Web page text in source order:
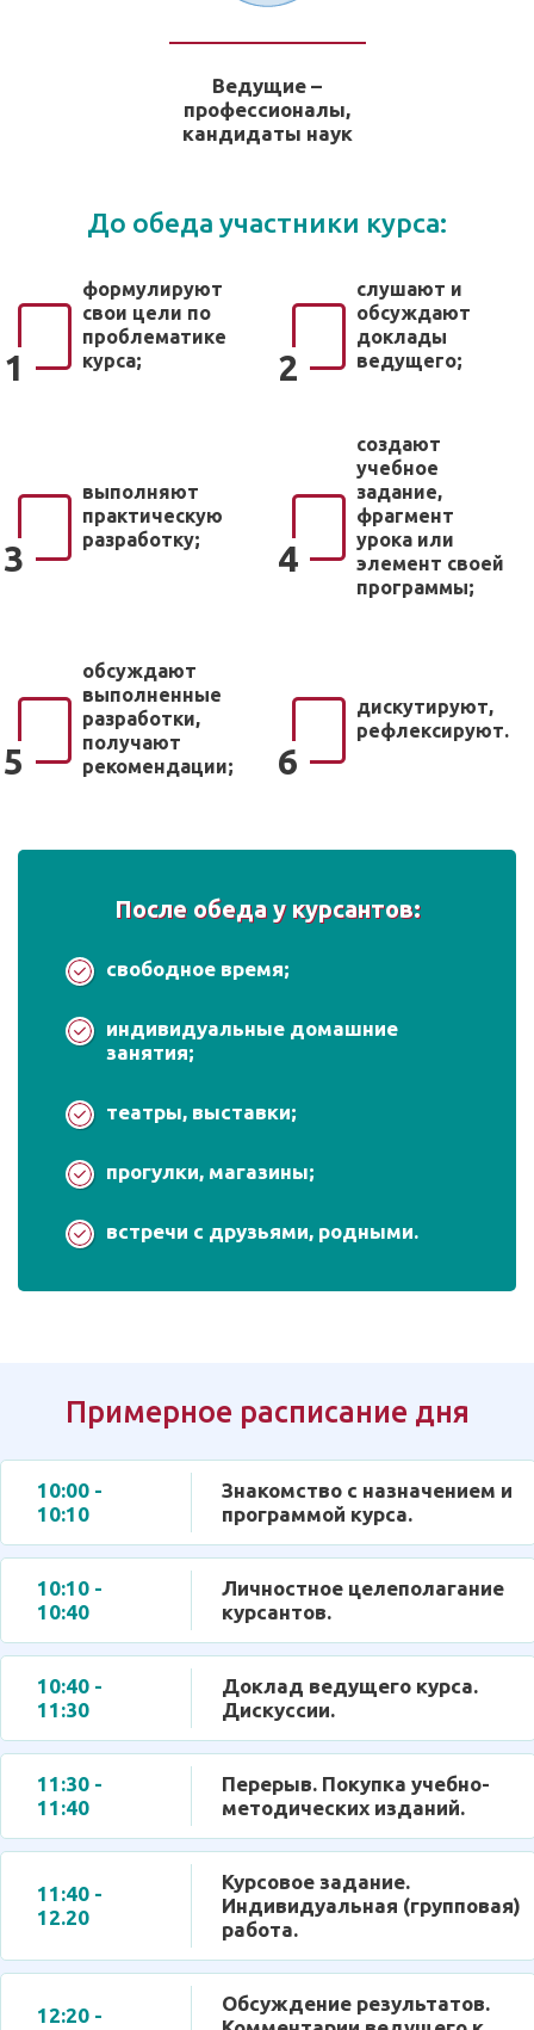
Ведущие –
профессионалы,
кандидаты наук
До обеда участники курса:
1
формулируют
свои цели по
проблематике
курса;
2
слушают и
обсуждают
доклады
ведущего;
3
выполняют
практическую
разработку;
4
создают
учебное
задание,
фрагмент
урока или
элемент своей
программы;
5
обсуждают
выполненные
разработки,
получают
рекомендации;
6
дискутируют,
рефлексируют.
После обеда у курсантов:
свободное время;
индивидуальные домашние
занятия;
театры, выставки;
прогулки, магазины;
встречи с друзьями, родными.
Примерное расписание дня
10:00 -
10:10
Знакомство с назначением и
программой курса.
10:10 -
10:40
Личностное целеполагание
курсантов.
10:40 -
11:30
Доклад ведущего курса.
Дискуссии.
11:30 -
11:40
Перерыв. Покупка учебно-
методических изданий.
11:40 -
12.20
Курсовое задание.
Индивидуальная (групповая)
работа.
12:20 -
Обсуждение результатов.